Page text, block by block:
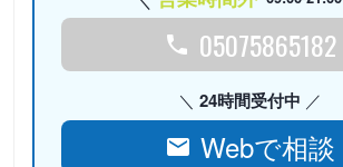
05075865182
24時間受付中
Webで相談